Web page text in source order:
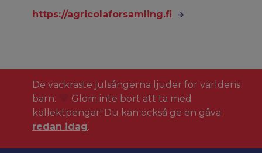
https://agricolaforsamling.fi
De vackraste julsångerna ljuder för världens
barn.
Glöm inte bort att ta med
kollektpengar! Du kan också ge en gåva
redan idag.